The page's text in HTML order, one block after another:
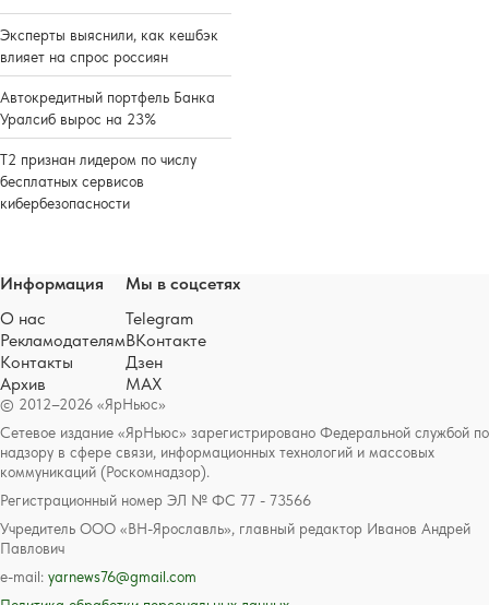
Эксперты выяснили, как кешбэк
влияет на спрос россиян
Автокредитный портфель Банка
Уралсиб вырос на 23%
Т2 признан лидером по числу
бесплатных сервисов
кибербезопасности
© 2012–2026 «ЯрНьюс»
Сетевое издание «ЯрНьюс» зарегистрировано Федеральной службой по
надзору в сфере связи, информационных технологий и массовых
коммуникаций (Роскомнадзор).
Регистрационный номер ЭЛ № ФС 77 - 73566
Учредитель ООО «ВН-Ярославль», главный редактор Иванов Андрей
Павлович
e-mail: yarnews76@gmail.com
Информация
О нас
Рекламодателям
Контакты
Архив
Мы в соцсетях
Telegram
ВКонтакте
Дзен
MAX